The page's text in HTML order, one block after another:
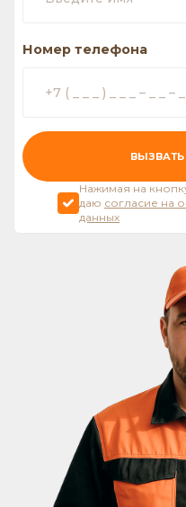
Номер телефона
Нажимая на
даю согласие на
данных